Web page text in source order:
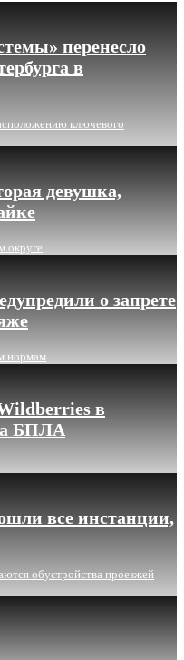
перенесло
в
ключевого
девушка,
округе
о запрете
нормам
в
БПЛА
все инстанции,
обустройства проезжей